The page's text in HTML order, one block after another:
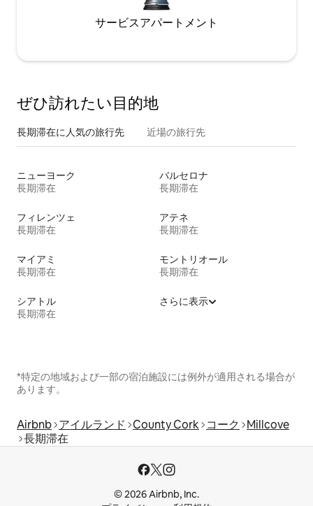
サービスアパートメント
ぜひ訪⁠れ⁠た⁠い目⁠的⁠地
長期滞在に人気の旅行先 近場の旅行先
ニューヨーク
長期滞在
バルセロナ
長期滞在
フィレンツェ
長期滞在
アテネ
長期滞在
マイアミ
長期滞在
モントリオール
長期滞在
シアトル
長期滞在
さらに表示
*特定の地域および一部の宿泊施設には例外が適用される場合が
あります。
Airbnb アイルランド County Cork コーク
Millcove
長期滞在
© 2026 Airbnb, Inc.